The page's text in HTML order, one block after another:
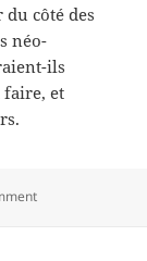
côté des
néo-
ils
faire, et
on Plombards